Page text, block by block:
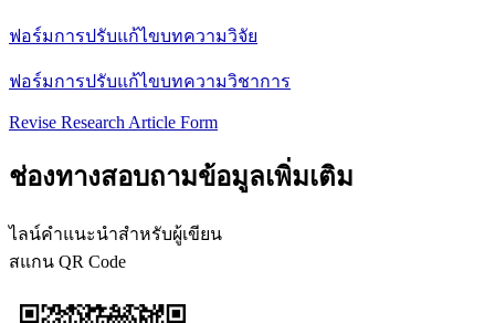
ฟอร์มการปรับแก้ไขบทความวิจัย
ฟอร์มการปรับแก้ไขบทความวิชาการ
Revise Research Article Form
ช่องทางสอบถามข้อมูลเพิ่มเติม
ไลน์คำแนะนำสำหรับผู้เขียน
สแกน QR Code